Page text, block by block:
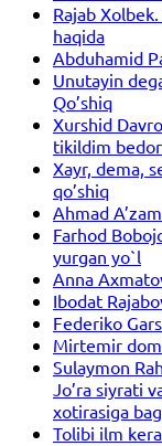
Rajab
haqida
Abduhamid
Unutayin
Qo’shiq
Xurshid
tikildim
Xayr, dema,
qo’shiq
Ahmad
Farhod
yurgan yo`l
Anna
Ibodat
Federiko
Mirtemir
Sulaymon
Jo’ra siyrati
xotirasiga
Tolibi ilm